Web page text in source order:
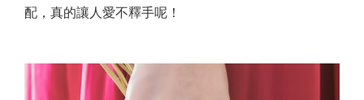
配，真的讓人愛不釋手呢！